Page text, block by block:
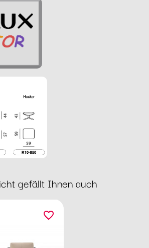
gefällt Ihnen auch
favorite_border